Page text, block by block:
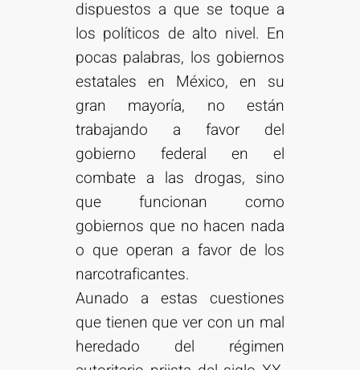
dispuestos a que se toque a
los políticos de alto nivel. En
pocas palabras, los gobiernos
estatales en México, en su
gran mayoría, no están
trabajando a favor del
gobierno federal en el
combate a las drogas, sino
que funcionan como
gobiernos que no hacen nada
o que operan a favor de los
narcotraficantes.
Aunado a estas cuestiones
que tienen que ver con un mal
heredado del régimen